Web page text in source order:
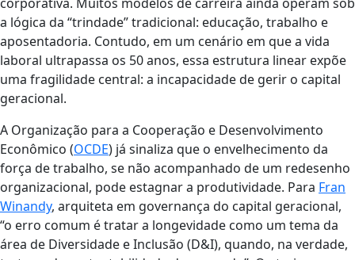
a lógica da “trindade” tradicional: educação, trabalho e
aposentadoria. Contudo, em um cenário em que a vida
laboral ultrapassa os 50 anos, essa estrutura linear expõe
uma fragilidade central: a incapacidade de gerir o capital
geracional.
A Organização para a Cooperação e Desenvolvimento
Econômico (OCDE) já sinaliza que o envelhecimento da
força de trabalho, se não acompanhado de um redesenho
organizacional, pode estagnar a produtividade. Para Fran
Winandy, arquiteta em governança do capital geracional,
“o erro comum é tratar a longevidade como um tema da
área de Diversidade e Inclusão (D&I), quando, na verdade,